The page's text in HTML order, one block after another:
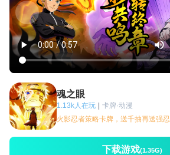
魂之眼
1.13k人在玩 | 卡牌·动漫
火影忍者策略卡牌，送千抽再送强忍
下载游戏(1.35G)